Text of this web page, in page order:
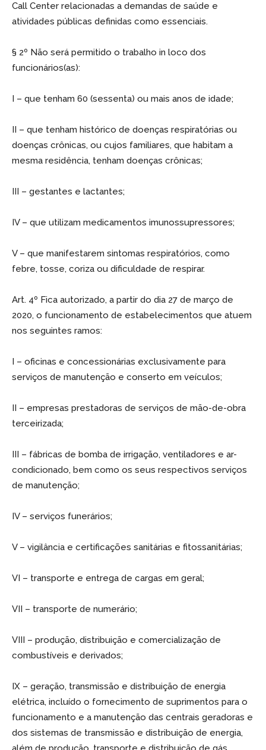
Call Center relacionadas a demandas de saúde e
atividades públicas definidas como essenciais.
§ 2º Não será permitido o trabalho in loco dos
funcionários(as):
I – que tenham 60 (sessenta) ou mais anos de idade;
II – que tenham histórico de doenças respiratórias ou
doenças crônicas, ou cujos familiares, que habitam a
mesma residência, tenham doenças crônicas;
III – gestantes e lactantes;
IV – que utilizam medicamentos imunossupressores;
V – que manifestarem sintomas respiratórios, como
febre, tosse, coriza ou dificuldade de respirar.
Art. 4º Fica autorizado, a partir do dia 27 de março de
2020, o funcionamento de estabelecimentos que atuem
nos seguintes ramos:
I – oficinas e concessionárias exclusivamente para
serviços de manutenção e conserto em veículos;
II – empresas prestadoras de serviços de mão-de-obra
terceirizada;
III – fábricas de bomba de irrigação, ventiladores e ar-
condicionado, bem como os seus respectivos serviços
de manutenção;
IV – serviços funerários;
V – vigilância e certificações sanitárias e fitossanitárias;
VI – transporte e entrega de cargas em geral;
VII – transporte de numerário;
VIII – produção, distribuição e comercialização de
combustíveis e derivados;
IX – geração, transmissão e distribuição de energia
elétrica, incluído o fornecimento de suprimentos para o
funcionamento e a manutenção das centrais geradoras e
dos sistemas de transmissão e distribuição de energia,